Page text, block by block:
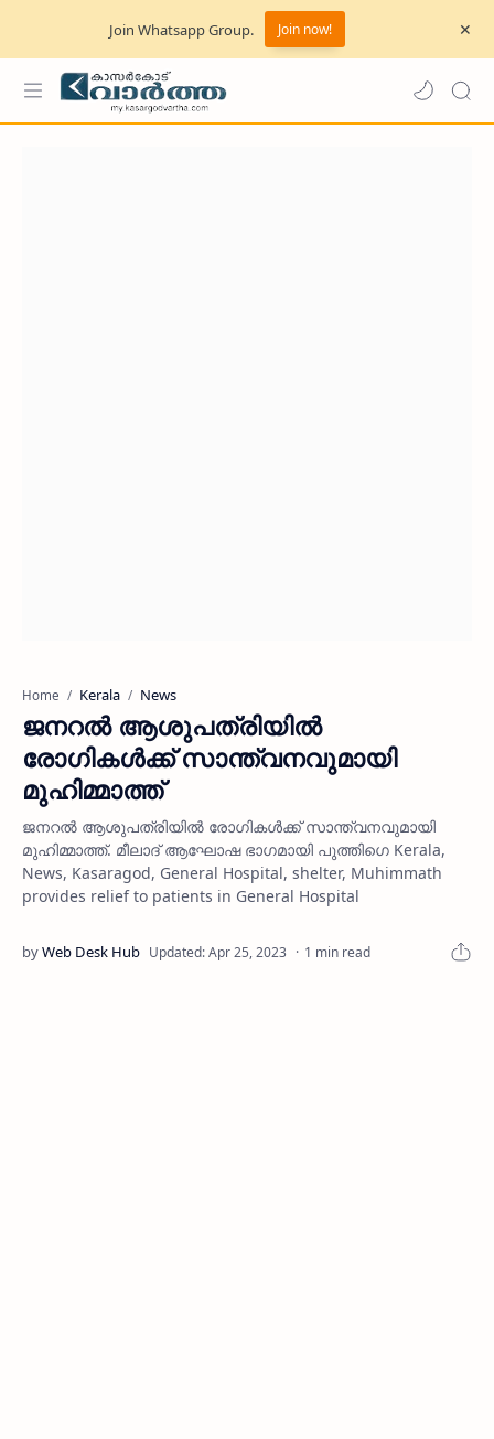
Join Whatsapp Group. Join now!
Home Kerala News
ജനറല്‍ ആശുപത്രിയില്‍
രോഗികള്‍ക്ക് സാന്ത്വനവുമായി
മുഹിമ്മാത്ത്
ജനറല്‍ ആശുപത്രിയില്‍ രോഗികള്‍ക്ക് സാന്ത്വനവുമായി
മുഹിമ്മാത്ത്. മീലാദ് ആഘോഷ ഭാഗമായി പുത്തിഗെ Kerala,
News, Kasaragod, General Hospital, shelter, Muhimmath
provides relief to patients in General Hospital
1 min read